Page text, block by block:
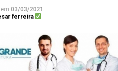
em 03/03/2021
ferreira